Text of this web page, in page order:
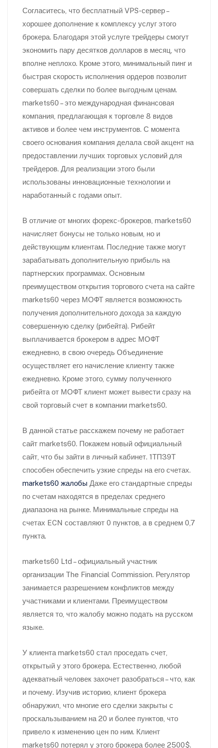
Согласитесь, что бесплатный VPS-сервер –
хорошее дополнение к комплексу услуг этого
брокера. Благодаря этой услуге трейдеры смогут
экономить пару десятков долларов в месяц, что
вполне неплохо. Кроме этого, минимальный пинг и
быстрая скорость исполнения ордеров позволит
совершать сделки по более выгодным ценам.
markets60 – это международная финансовая
компания, предлагающая к торговле 8 видов
активов и более чем инструментов. С момента
своего основания компания делала свой акцент на
предоставлении лучших торговых условий для
трейдеров. Для реализации этого были
использованы инновационные технологии и
наработанный с годами опыт.
В отличие от многих форекс-брокеров, markets60
начисляет бонусы не только новым, но и
действующим клиентам. Последние также могут
зарабатывать дополнительную прибыль на
партнерских программах. Основным
преимуществом открытия торгового счета на сайте
markets60 через МОФТ является возможность
получения дополнительного дохода за каждую
совершенную сделку (рибейта). Рибейт
выплачивается брокером в адрес МОФТ
ежедневно, в свою очередь Объединение
осуществляет его начисление клиенту также
ежедневно. Кроме этого, сумму полученного
рибейта от МОФТ клиент может вывести сразу на
свой торговый счет в компании markets60.
В данной статье расскажем почему не работает
сайт markets60. Покажем новый официальный
сайт, что бы зайти в личный кабинет. 1ТП39Т
способен обеспечить узкие спреды на его счетах.
markets60 жалобы Даже его стандартные спреды
по счетам находятся в пределах среднего
диапазона на рынке. Минимальные спреды на
счетах ECN составляют 0 пунктов, а в среднем 0,7
пункта.
markets60 Ltd – официальный участник
организации The Financial Commission. Регулятор
занимается разрешением конфликтов между
участниками и клиентами. Преимуществом
является то, что жалобу можно подать на русском
языке.
У клиента markets60 стал проседать счет,
открытый у этого брокера. Естественно, любой
адекватный человек захочет разобраться – что, как
и почему. Изучив историю, клиент брокера
обнаружил, что многие его сделки закрыты с
проскальзыванием на 20 и более пунктов, что
привело к изменению цен по ним. Клиент
markets60 потерял у этого брокера более 2500$.